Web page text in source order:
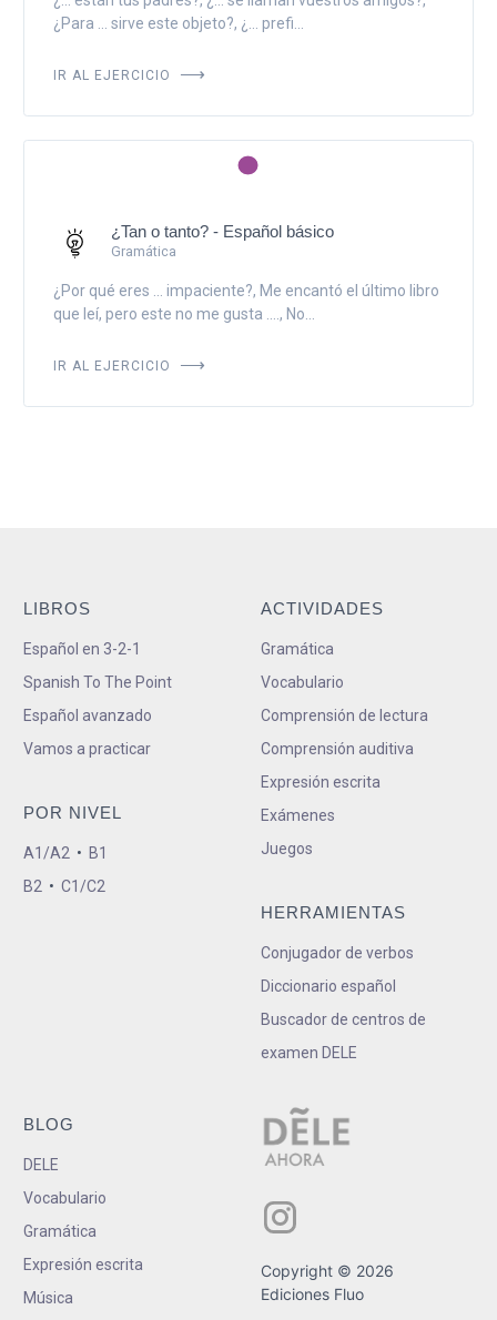
¿Para ... sirve este objeto?, ¿... prefi...
IR AL EJERCICIO
¿Tan o tanto? - Español básico
Gramática
¿Por qué eres ... impaciente?, Me encantó el último libro
que leí, pero este no me gusta ...., No...
IR AL EJERCICIO
LIBROS
Español en 3-2-1
Spanish To The Point
Español avanzado
Vamos a practicar
POR NIVEL
A1/A2 • B1
B2 • C1/C2
ACTIVIDADES
Gramática
Vocabulario
Comprensión de lectura
Comprensión auditiva
Expresión escrita
Exámenes
Juegos
HERRAMIENTAS
Conjugador de verbos
Diccionario español
Buscador de centros de
examen DELE
BLOG
DELE
Vocabulario
Gramática
Expresión escrita
Música
Copyright © 2026
Ediciones Fluo